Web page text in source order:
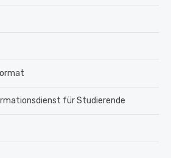
für Studierende